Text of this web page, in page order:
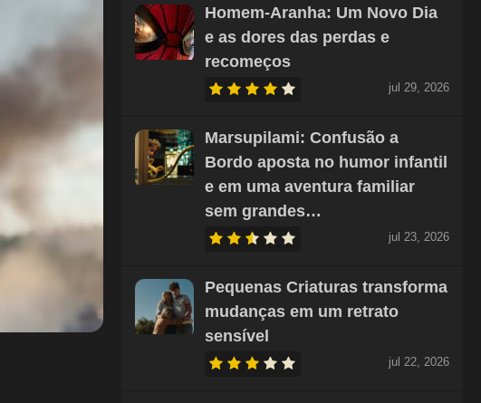
Homem-Aranha: Um Novo Dia
e as dores das perdas e
recomeços
jul 29, 2026
Marsupilami: Confusão a
Bordo aposta no humor infantil
e em uma aventura familiar
sem grandes…
jul 23, 2026
Pequenas Criaturas transforma
mudanças em um retrato
sensível
jul 22, 2026